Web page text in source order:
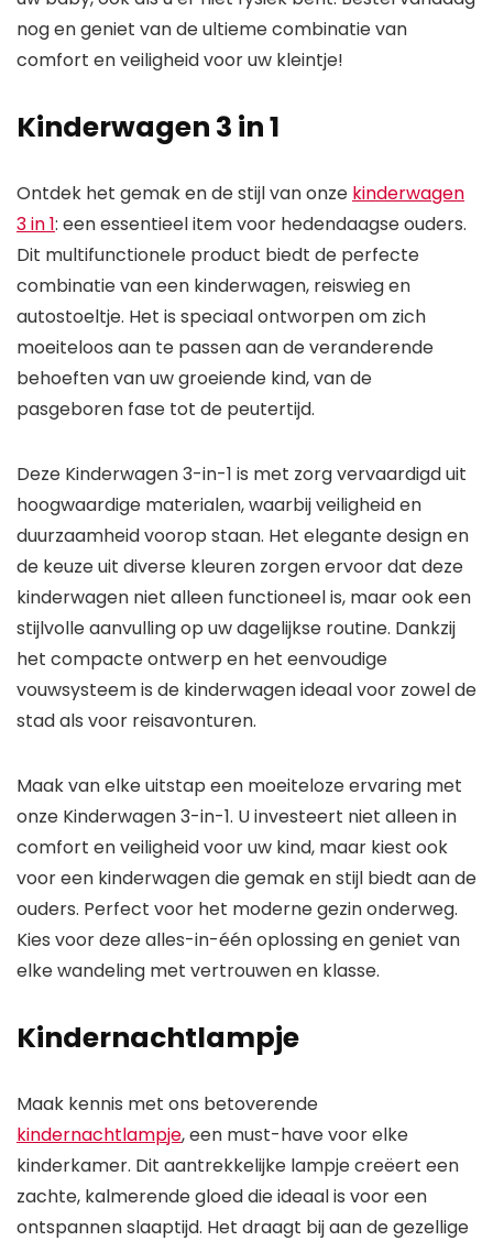
nog en geniet van de ultieme combinatie van
comfort en veiligheid voor uw kleintje!
Kinderwagen 3 in 1
Ontdek het gemak en de stijl van onze kinderwagen
3 in 1: een essentieel item voor hedendaagse ouders.
Dit multifunctionele product biedt de perfecte
combinatie van een kinderwagen, reiswieg en
autostoeltje. Het is speciaal ontworpen om zich
moeiteloos aan te passen aan de veranderende
behoeften van uw groeiende kind, van de
pasgeboren fase tot de peutertijd.
Deze Kinderwagen 3-in-1 is met zorg vervaardigd uit
hoogwaardige materialen, waarbij veiligheid en
duurzaamheid voorop staan. Het elegante design en
de keuze uit diverse kleuren zorgen ervoor dat deze
kinderwagen niet alleen functioneel is, maar ook een
stijlvolle aanvulling op uw dagelijkse routine. Dankzij
het compacte ontwerp en het eenvoudige
vouwsysteem is de kinderwagen ideaal voor zowel de
stad als voor reisavonturen.
Maak van elke uitstap een moeiteloze ervaring met
onze Kinderwagen 3-in-1. U investeert niet alleen in
comfort en veiligheid voor uw kind, maar kiest ook
voor een kinderwagen die gemak en stijl biedt aan de
ouders. Perfect voor het moderne gezin onderweg.
Kies voor deze alles-in-één oplossing en geniet van
elke wandeling met vertrouwen en klasse.
Kindernachtlampje
Maak kennis met ons betoverende
kindernachtlampje, een must-have voor elke
kinderkamer. Dit aantrekkelijke lampje creëert een
zachte, kalmerende gloed die ideaal is voor een
ontspannen slaaptijd. Het draagt bij aan de gezellige